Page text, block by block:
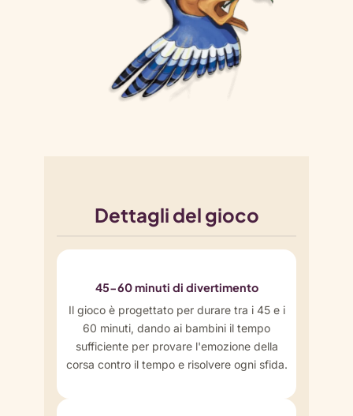
Dettagli del gioco
45-60 minuti di divertimento
Il gioco è progettato per durare tra i 45 e i
60 minuti, dando ai bambini il tempo
sufficiente per provare l'emozione della
corsa contro il tempo e risolvere ogni sfida.